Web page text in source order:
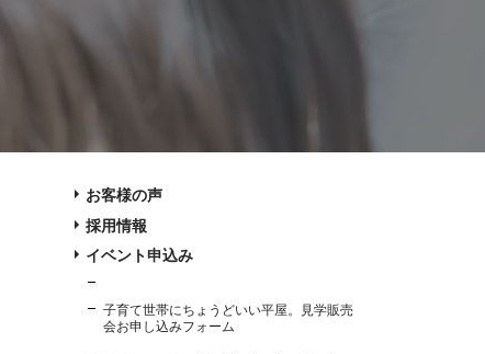
お客様の声
採用情報
イベント申込み
子育て世帯にちょうどいい平屋。見学販売
会お申し込みフォーム